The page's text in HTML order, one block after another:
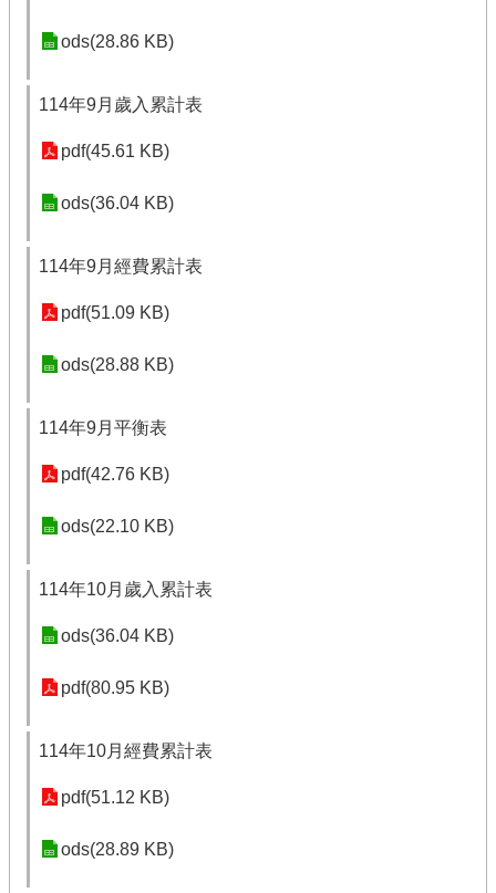
ods(28.86 KB)
114年9月歲入累計表
pdf(45.61 KB)
ods(36.04 KB)
114年9月經費累計表
pdf(51.09 KB)
ods(28.88 KB)
114年9月平衡表
pdf(42.76 KB)
ods(22.10 KB)
114年10月歲入累計表
ods(36.04 KB)
pdf(80.95 KB)
114年10月經費累計表
pdf(51.12 KB)
ods(28.89 KB)